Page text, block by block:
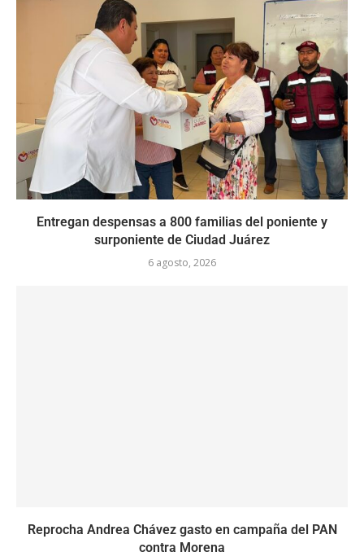
Entregan despensas a 800 familias del poniente y
surponiente de Ciudad Juárez
6 agosto, 2026
Reprocha Andrea Chávez gasto en campaña del PAN
contra Morena